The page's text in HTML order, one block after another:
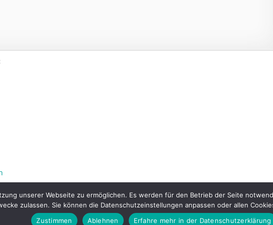
Impressum +49 (0)4221 1 44 52 Datenschutz Newsletter
unserer Webseite zu ermöglichen. Es werden für den Betrieb der Seite
zulassen. Sie können die Datenschutzeinstellungen anpassen oder allen
Zustimmen
Ablehnen Erfahre mehr in der Datenschutzerklärung